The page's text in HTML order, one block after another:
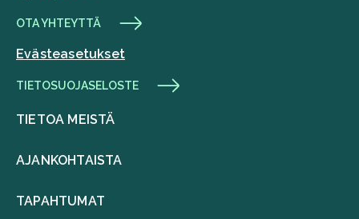
OTA YHTEYTTÄ
Evästeasetukset
TIETOSUOJASELOSTE
TIETOA MEISTÄ
AJANKOHTAISTA
TAPAHTUMAT